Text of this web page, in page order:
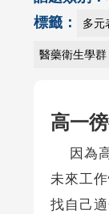
標籤：
多元
醫藥衛生學群
高一
因為高
未來工
找自己